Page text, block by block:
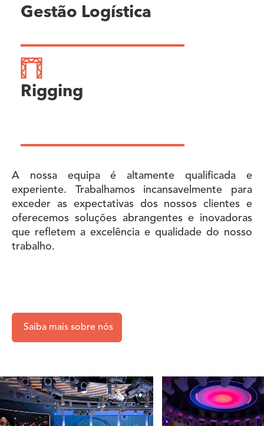
Gestão Logística
Rigging
A nossa equipa é altamente qualificada e
experiente. Trabalhamos incansavelmente para
exceder as expectativas dos nossos clientes e
oferecemos soluções abrangentes e inovadoras
que refletem a excelência e qualidade do nosso
trabalho.
Saiba mais sobre nós